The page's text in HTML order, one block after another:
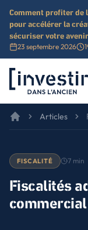
Comment profiter de
pour accélérer la
sécuriser votre
23 septembre 2026
Investir dans
Articles
FISCALITÉ 7min
Fiscalités
commercial